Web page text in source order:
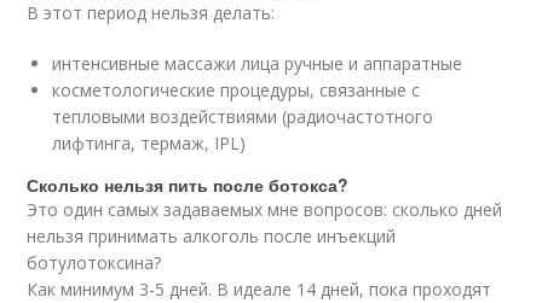
В этот период нельзя делать:
интенсивные массажи лица ручные и аппаратные
косметологические процедуры, связанные с
тепловыми воздействиями (радиочастотного
лифтинга, термаж, IPL)
Сколько нельзя пить после ботокса?
Это один самых задаваемых мне вопросов: сколько дней
нельзя принимать алкоголь после инъекций
ботулотоксина?
Как минимум 3-5 дней. В идеале 14 дней, пока проходят